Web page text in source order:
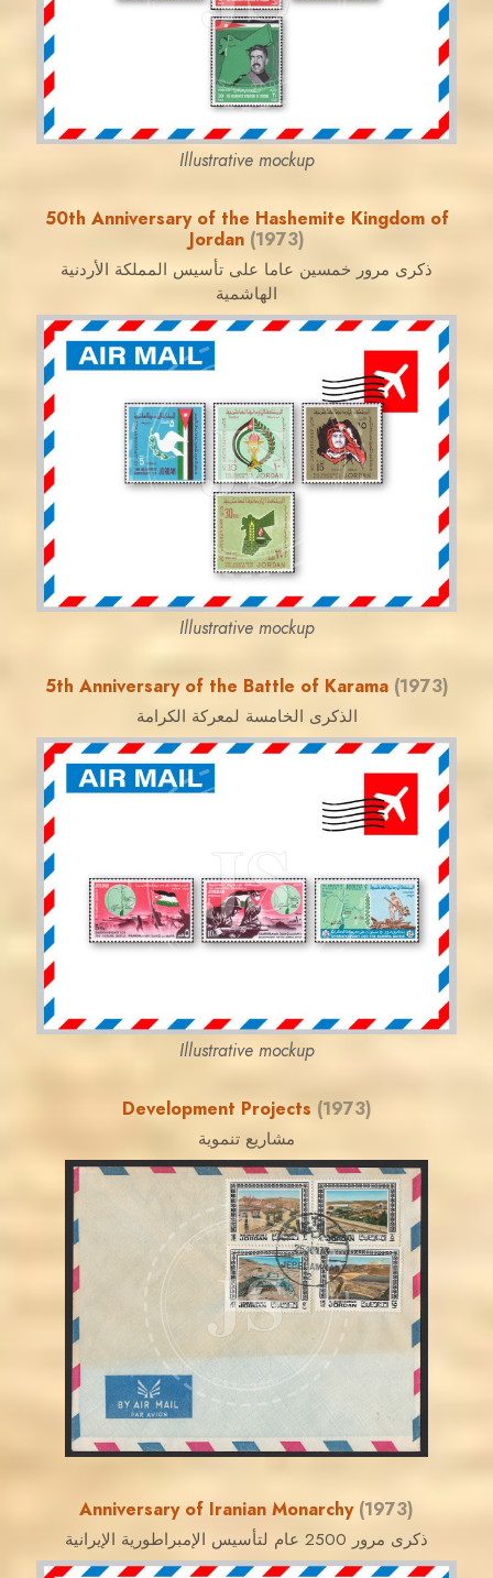
EST. 2007
Illustrative mockup
50th Anniversary of the Hashemite Kingdom of
Jordan (1973)
ذكرى مرور خمسين عاما على تأسيس المملكة الأردنية
الهاشمية
JS
JORDANSTAMPS.COM
EST. 2007
Illustrative mockup
5th Anniversary of the Battle of Karama (1973)
الذكرى الخامسة لمعركة الكرامة
JS
JORDANSTAMPS.COM
Illustrative mockup
Development Projects (1973)
مشاريع تنموية
JS
MAHDI BSEISO
EST. 2007
Anniversary of Iranian Monarchy (1973)
ذكرى مرور 2500 عام لتأسيس الإمبراطورية الإيرانية